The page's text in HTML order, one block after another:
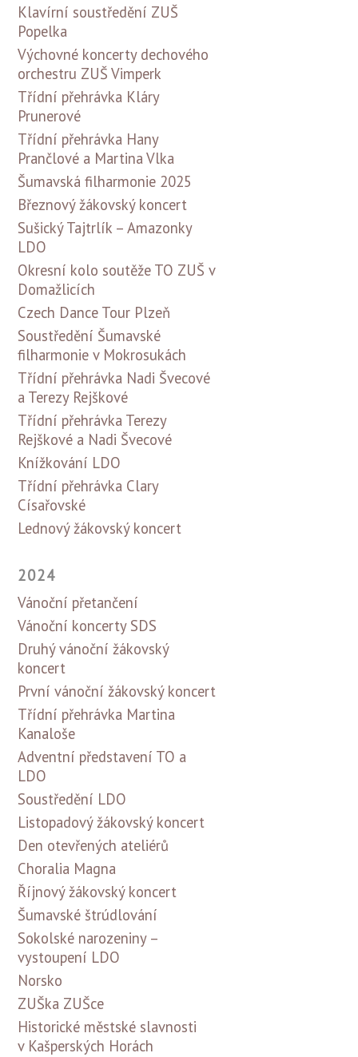
Klavírní soustředění ZUŠ
Popelka
Výchovné koncerty dechového
orchestru ZUŠ Vimperk
Třídní přehrávka Kláry
Prunerové
Třídní přehrávka Hany
Prančlové a Martina Vlka
Šumavská filharmonie 2025
Březnový žákovský koncert
Sušický Tajtrlík – Amazonky
LDO
Okresní kolo soutěže TO ZUŠ v
Domažlicích
Czech Dance Tour Plzeň
Soustředění Šumavské
filharmonie v Mokrosukách
Třídní přehrávka Nadi Švecové
a Terezy Rejškové
Třídní přehrávka Terezy
Rejškové a Nadi Švecové
Knížkování LDO
Třídní přehrávka Clary
Císařovské
Lednový žákovský koncert
2024
Vánoční přetančení
Vánoční koncerty SDS
Druhý vánoční žákovský
koncert
První vánoční žákovský koncert
Třídní přehrávka Martina
Kanaloše
Adventní představení TO a
LDO
Soustředění LDO
Listopadový žákovský koncert
Den otevřených ateliérů
Choralia Magna
Říjnový žákovský koncert
Šumavské štrúdlování
Sokolské narozeniny –
vystoupení LDO
Norsko
ZUŠka ZUŠce
Historické městské slavnosti
v Kašperských Horách